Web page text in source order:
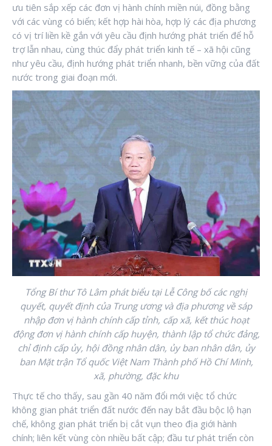
ưu tiên sắp xếp các đơn vị hành chính miền núi, đồng bằng
với các vùng có biển; kết hợp hài hòa, hợp lý các địa phương
có vị trí liền kề gắn với yêu cầu định hướng phát triển để hỗ
trợ lẫn nhau, cùng thúc đẩy phát triển kinh tế – xã hội cũng
như yêu cầu, định hướng phát triển nhanh, bền vững của đất
nước trong giai đoạn mới.
Tổng Bí thư Tô Lâm phát biểu tại Lễ Công bố các nghị
quyết, quyết định của Trung ương và địa phương về sáp
nhập đơn vị hành chính cấp tỉnh, cấp xã, kết thúc hoạt
động đơn vị hành chính cấp huyện, thành lập tổ chức đảng,
chỉ định cấp ủy, hội đồng nhân dân, ủy ban nhân dân, ủy
ban Mặt trận Tổ quốc Việt Nam Thành phố Hồ Chí Minh,
xã, phường, đặc khu
Thực tế cho thấy, sau gần 40 năm đổi mới việc tổ chức
không gian phát triển đất nước đến nay bắt đầu bộc lộ hạn
chế, không gian phát triển bị cắt vụn theo địa giới hành
chính; liên kết vùng còn nhiều bất cập; đầu tư phát triển còn